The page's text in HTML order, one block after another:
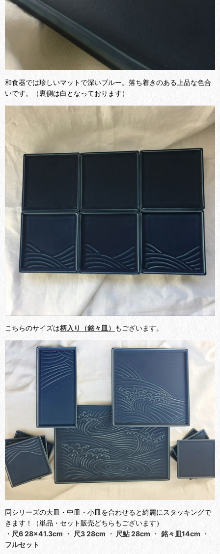
和食器では珍しいマットで深いブルー。落ち着きのある上品な色合
いです。（裏側は白となっております）
こちらのサイズは柄入り（銘々皿） もございます。
同シリーズの大皿・中皿・小皿を合わせると綺麗にスタッキングで
きます！（単品・セット販売どちらもございます）
・ 尺6 28×41.3cm ・ 尺3 28cm ・ 尺鮎 28cm ・ 銘々皿14cm ・
フルセット